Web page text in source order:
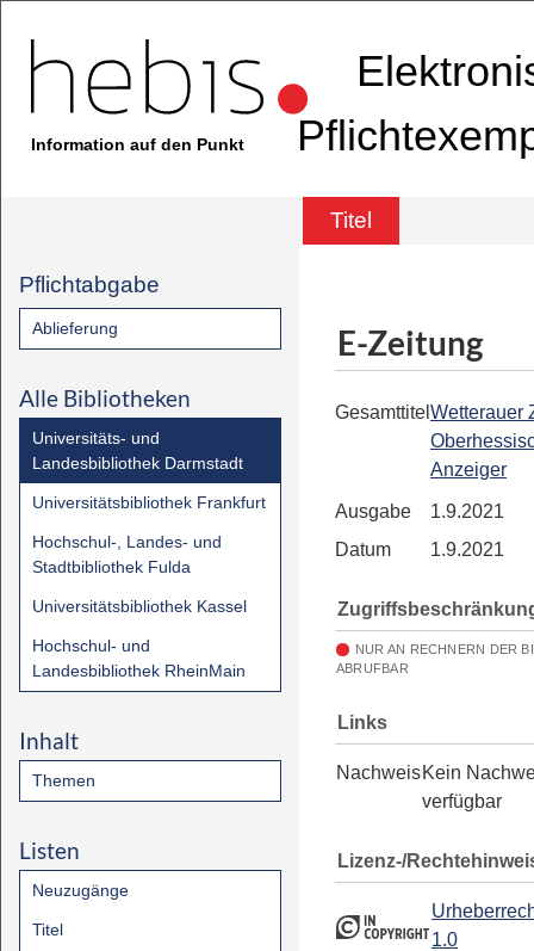
Information auf den Punkt
Titel
Pflichtabgabe
Ablieferung
Alle Bibliotheken
Universitäts- und
Landesbibliothek Darmstadt
Universitätsbibliothek Frankfurt
Hochschul-, Landes- und
Stadtbibliothek Fulda
Universitätsbibliothek Kassel
Hochschul- und
Landesbibliothek RheinMain
Inhalt
Themen
Listen
Neuzugänge
Titel
E-Zeitung
Gesamttitel Wetterauer
Anzeiger
Ausgabe
1.9.2021
Datum
1.9.2021
NUR AN RECHNERN DER
ABRUFBAR
Links
NachweisKein
verfügbar
Lizenz-/
1.0